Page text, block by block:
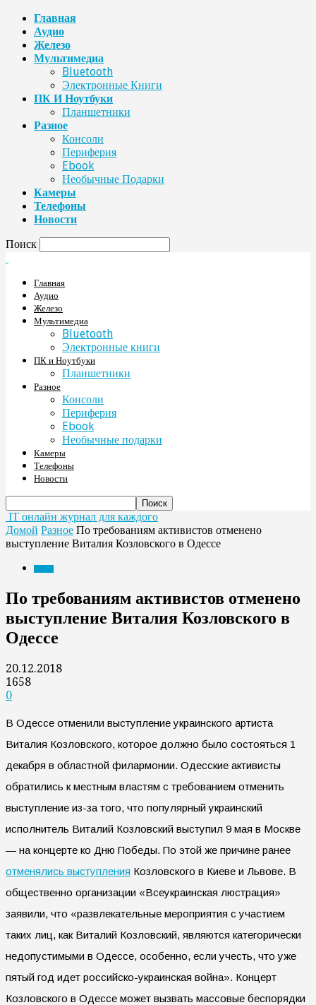
Главная
Аудио
Железо
Мультимедиа
Bluetooth
Электронные Книги
ПК И Ноутбуки
Планшетники
Разное
Консоли
Периферия
Ebook
Необычные Подарки
Камеры
Телефоны
Новости
Поиск
Главная
Аудио
Железо
Мультимедиа
Bluetooth
Электронные книги
ПК и Ноутбуки
Планшетники
Разное
Консоли
Периферия
Ebook
Необычные подарки
Камеры
Телефоны
Новости
IT онлайн журнал для каждого
Домой Разное По требованиям активистов отменено
выступление Виталия Козловского в Одессе
По требованиям активистов отменено
выступление Виталия Козловского в
Одессе
20.12.2018
1658
0
В Одессе отменили выступление украинского артиста
Виталия Козловского, которое должно было состояться 1
декабря в областной филармонии. Одесские активисты
обратились к местным властям с требованием отменить
выступление из-за того, что популярный украинский
исполнитель Виталий Козловский выступил 9 мая в Москве
— на концерте ко Дню Победы. По этой же причине ранее
отменялись выступления Козловского в Киеве и Львове. В
общественно организации «Всеукраинская люстрация»
заявили, что «развлекательные мероприятия с участием
таких лиц, как Виталий Козловский, являются категорически
недопустимыми в Одессе, особенно, если учесть, что уже
пятый год идет российско-украинская война». Концерт
Козловского в Одессе может вызвать массовые беспорядки